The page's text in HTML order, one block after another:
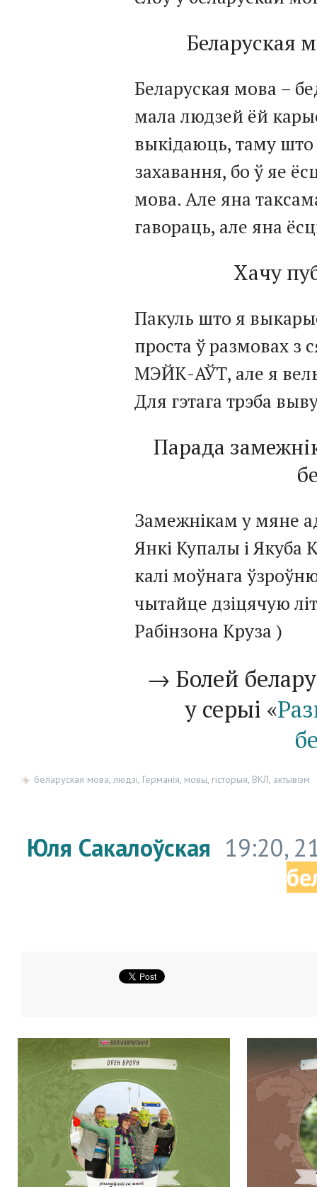
Беларуская
Беларуская мова –
мала людзей ёй
выкідаюць, таму
захавання, бо ў яе
мова. Але яна
гавораць, але яна
Хачу
Пакуль што я
проста ў размовах з
МЭЙК-АЎТ, але я
Для гэтага трэба
Парада
Замежнікам у мяне
Янкі Купалы і Якуба
калі моўнага
чытайце дзіцячую
Рабінзона Круза )
→ Болей
у серыі «
беларуская мова, людзі, Германія, мовы, гісторыя, ВКЛ, актывізм
Юля Сакалоўская 19:20,